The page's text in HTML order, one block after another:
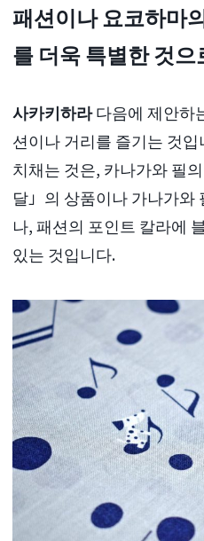
패션이나 요코하마
를 더욱 특별한 것으
사카키하라다음에 제안하
션이나 거리를 즐기는 것
치채는 것은, 카나가와 필
달」의 상품이나 가나가와
나, 패션의 포인트 칼라에
있는 것입니다.